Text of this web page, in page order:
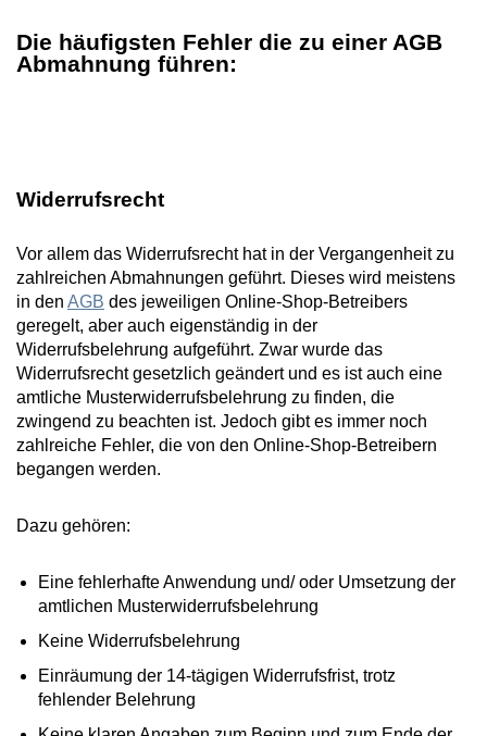
Die häufigsten Fehler die zu einer AGB
Abmahnung führen:
Widerrufsrecht
Vor allem das Widerrufsrecht hat in der Vergangenheit zu
zahlreichen Abmahnungen geführt. Dieses wird meistens
in den AGB des jeweiligen Online-Shop-Betreibers
geregelt, aber auch eigenständig in der
Widerrufsbelehrung aufgeführt. Zwar wurde das
Widerrufsrecht gesetzlich geändert und es ist auch eine
amtliche Musterwiderrufsbelehrung zu finden, die
zwingend zu beachten ist. Jedoch gibt es immer noch
zahlreiche Fehler, die von den Online-Shop-Betreibern
begangen werden.
Dazu gehören:
Eine fehlerhafte Anwendung und/ oder Umsetzung der
amtlichen Musterwiderrufsbelehrung
Keine Widerrufsbelehrung
Einräumung der 14-tägigen Widerrufsfrist, trotz
fehlender Belehrung